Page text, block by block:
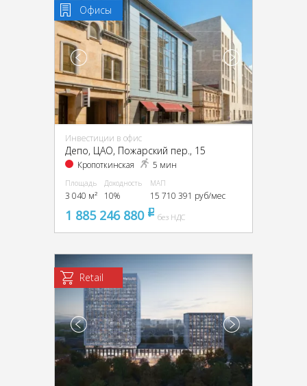
Офисы
Инвестиции в офис
Депо, ЦАО, Пожарский пер., 15
Кропоткинская 5 мин
Площадь
3 040 м²
Доходность
10%
МАП
15 710 391 руб/мес
1 885 246 880 pуббез НДС
Retail